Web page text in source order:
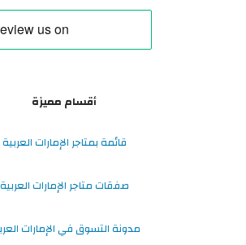
أقسام مميزة
قائمة بمتاجر الإمارات العربية
صفقات متاجر الإمارات العربية
مدونة التسوق في الإمارات